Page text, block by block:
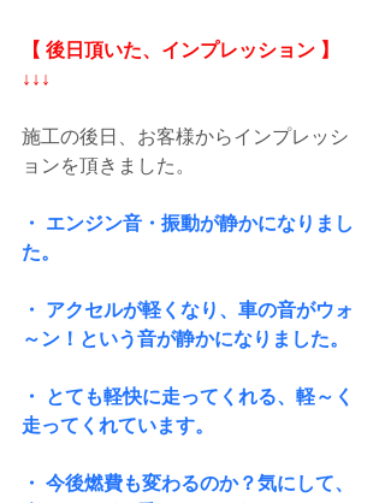
【 後日頂いた、インプレッション 】
↓↓↓
施工の後日、お客様からインプレッシ
ョンを頂きました。
・ エンジン音・振動が静かになりまし
た。
・ アクセルが軽くなり、車の音がウォ
～ン！という音が静かになりました。
・ とても軽快に走ってくれる、軽～く
走ってくれています。
・ 今後燃費も変わるのか？気にして、